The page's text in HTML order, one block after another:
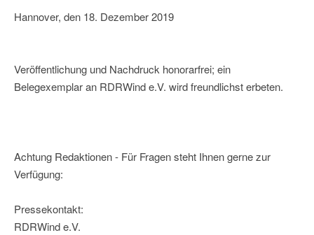
Hannover, den 18. Dezember 2019
Veröffentlichung und Nachdruck honorarfrei; ein
Belegexemplar an RDRWind e.V. wird freundlichst erbeten.
Achtung Redaktionen - Für Fragen steht Ihnen gerne zur
Verfügung:
Pressekontakt:
RDRWind e.V.